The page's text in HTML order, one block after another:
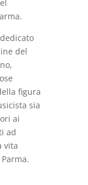
del
figura
sia
ai
ad
vita